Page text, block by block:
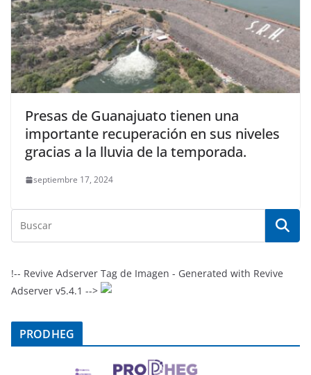
Presas de Guanajuato tienen una
importante recuperación en sus niveles
gracias a la lluvia de la temporada.
septiembre 17, 2024
!-- Revive Adserver Tag de Imagen - Generated with Revive
Adserver v5.4.1 -->
PRODHEG